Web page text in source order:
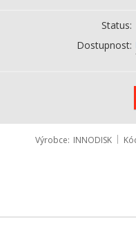
Status
Dostupnost
Výrobce INNODISK